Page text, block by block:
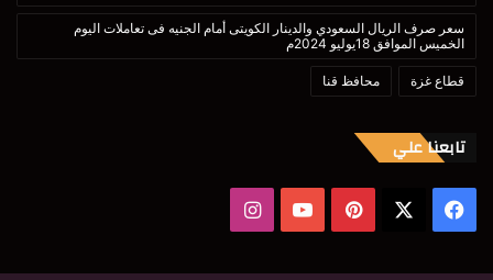
سعر صرف الريال السعودي والدينار الكويتى أمام الجنيه فى تعاملات اليوم
الخميس الموافق 18يوليو 2024م
قطاع غزة محافظ قنا
تابعنا علي
فيسبوك بينتيريست‫YouTube